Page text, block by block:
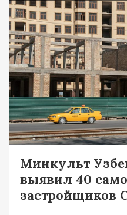
Минкульт
выявил 40
застройщиков